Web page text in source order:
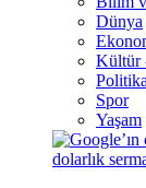
Dünya
Kültür
Politika
Spor
Yaşam